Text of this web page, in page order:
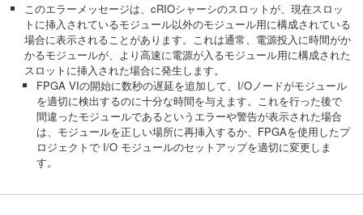
このエラーメッセージは、cRIOシャーシのスロットが、現在スロッ
トに挿入されているモジュール以外のモジュール用に構成されている
場合に表示されることがあります。これは通常、電源投入に時間がか
かるモジュールが、より高速に電源が入るモジュール用に構成された
スロットに挿入された場合に発生します。
FPGA VIの開始に数秒の遅延を追加して、I/Oノードがモジュール
を適切に検出するのに十分な時間を与えます。これを行った後で
間違ったモジュールであるというエラーや警告が表示された場合
は、モジュールを正しい場所に再挿入するか、FPGAを使用したプ
ロジェクトで I/O モジュールのセットアップを適切に変更しま
す。